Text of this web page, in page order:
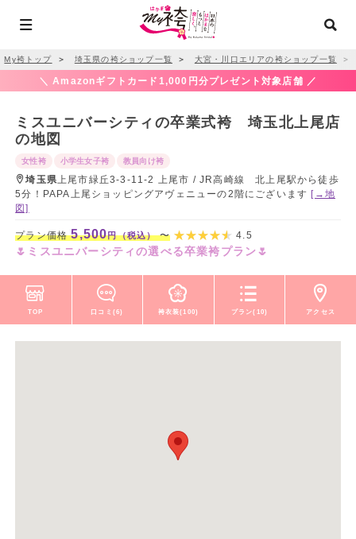
My袴トップ ＞ 埼玉県の袴ショップ一覧 ＞ 大宮・川口エリアの袴ショップ一覧 ＞
＼ Amazonギフトカード1,000円分プレゼント対象店舗 ／
ミスユニバーシティの卒業式袴 埼玉北上尾店
の地図
女性袴 小学生女子袴 教員向け袴
埼玉県 上尾市緑丘3-3-11-2 上尾市 / JR高崎線 北上尾駅から徒歩
5分！PAPA上尾ショッピングアヴェニューの2階にございます[→地
図]
プラン価格5,500円（税込）〜 4.5
🌷ミスユニバーシティの選べる卒業袴プラン🌷
TOP 口コミ(6) 袴衣装(100) プラン(10) アクセス